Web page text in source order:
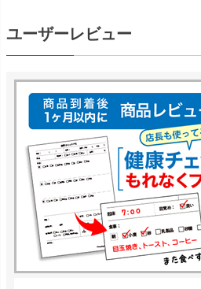
ユーザーレビュー